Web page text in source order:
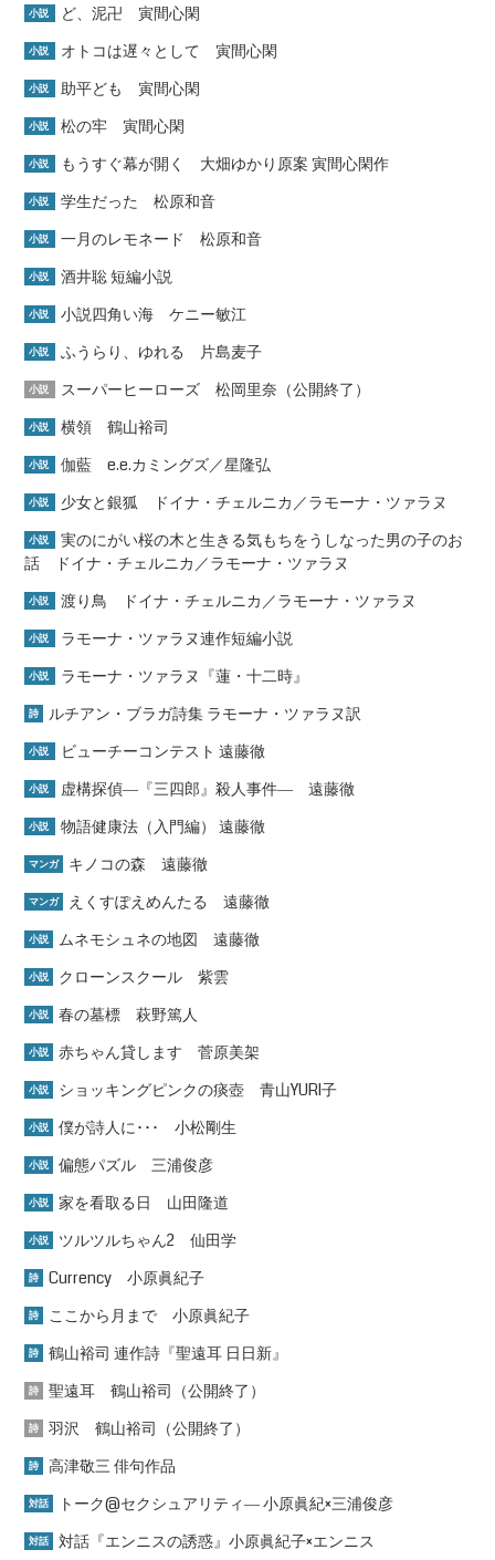
小説 ど、泥卍 寅間心閑
小説 オトコは遅々として 寅間心閑
小説 助平ども 寅間心閑
小説 松の牢 寅間心閑
小説 もうすぐ幕が開く 大畑ゆかり原案 寅間心閑作
小説 学生だった 松原和音
小説 一月のレモネード 松原和音
小説 酒井聡 短編小説
小説 小説四角い海 ケニー敏江
小説 ふうらり、ゆれる 片島麦子
小説 スーパーヒーローズ 松岡里奈（公開終了）
小説 横領 鶴山裕司
小説 伽藍 e.e.カミングズ／星隆弘
小説 少女と銀狐 ドイナ・チェルニカ／ラモーナ・ツァラヌ
小説
実のにがい桜の木と生きる気もちをうしなった男の子のお
話 ドイナ・チェルニカ／ラモーナ・ツァラヌ
小説 渡り鳥 ドイナ・チェルニカ／ラモーナ・ツァラヌ
小説 ラモーナ・ツァラヌ連作短編小説
小説 ラモーナ・ツァラヌ『蓮・十二時』
詩 ルチアン・ブラガ詩集 ラモーナ・ツァラヌ訳
小説 ビューチーコンテスト 遠藤徹
小説 虚構探偵―『三四郎』殺人事件― 遠藤徹
小説 物語健康法（入門編） 遠藤徹
マンガ キノコの森 遠藤徹
マンガ えくすぽえめんたる 遠藤徹
小説 ムネモシュネの地図 遠藤徹
小説 クローンスクール 紫雲
小説 春の墓標 萩野篤人
小説 赤ちゃん貸します 菅原美架
小説 ショッキングピンクの痰壺 青山YURI子
小説 僕が詩人に･･･ 小松剛生
小説 偏態パズル 三浦俊彦
小説 家を看取る日 山田隆道
小説 ツルツルちゃん2 仙田学
詩 Currency 小原眞紀子
詩 ここから月まで 小原眞紀子
詩 鶴山裕司 連作詩『聖遠耳 日日新』
詩 聖遠耳 鶴山裕司（公開終了）
詩 羽沢 鶴山裕司（公開終了）
詩 高津敬三 俳句作品
対話 トーク@セクシュアリティ― 小原眞紀×三浦俊彦
対話 対話『エンニスの誘惑』小原眞紀子×エンニス